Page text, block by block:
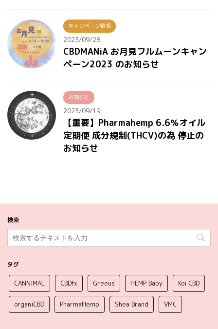
キャンペーン情報
2023/09/28
CBDMANiA お月見フルムーンキャン
ペーン2023 のお知らせ
お知らせ
2023/09/19
【重要】Pharmahemp 6.6％オイル
定期便 成分規制(THCV)の為 停止の
お知らせ
検索
タグ
CANNIMAL CBDfx Greeus HEMP Baby Koi CBD
organiCBD PharmaHemp Shea Brand VMC